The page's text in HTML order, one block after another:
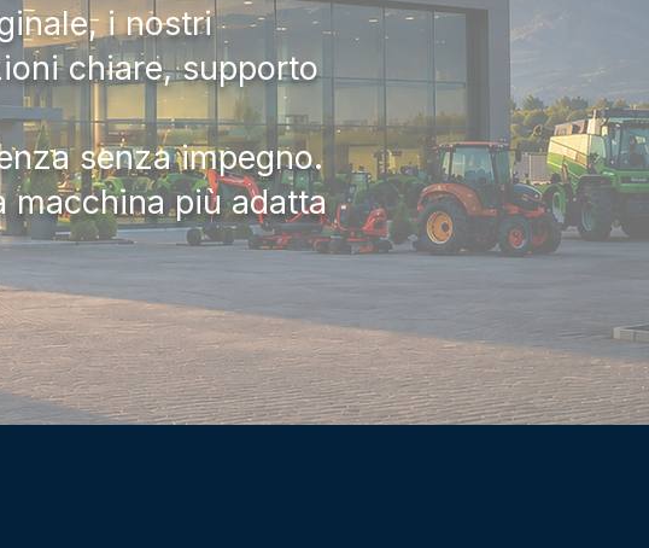
i nostri
chiare, supporto
senza impegno.
macchina più adatta